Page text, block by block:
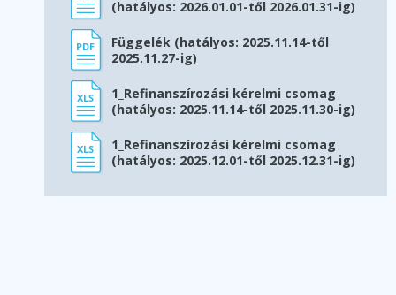
(hatályos: 2026.01.01-től 2026.01.31-ig)
Függelék (hatályos: 2025.11.14-től
2025.11.27-ig)
1_Refinanszírozási kérelmi csomag
(hatályos: 2025.11.14-től 2025.11.30-ig)
1_Refinanszírozási kérelmi csomag
(hatályos: 2025.12.01-től 2025.12.31-ig)